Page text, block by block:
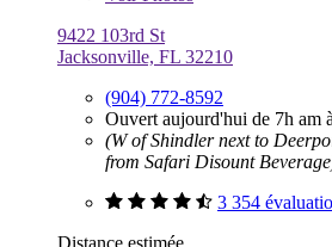
9422 103rd St
Jacksonville, FL 32210
(904) 772-8592
Ouvert aujourd'hui de 7h am
(W of Shindler next to
from Safari Disount
3 354
Distance estimée